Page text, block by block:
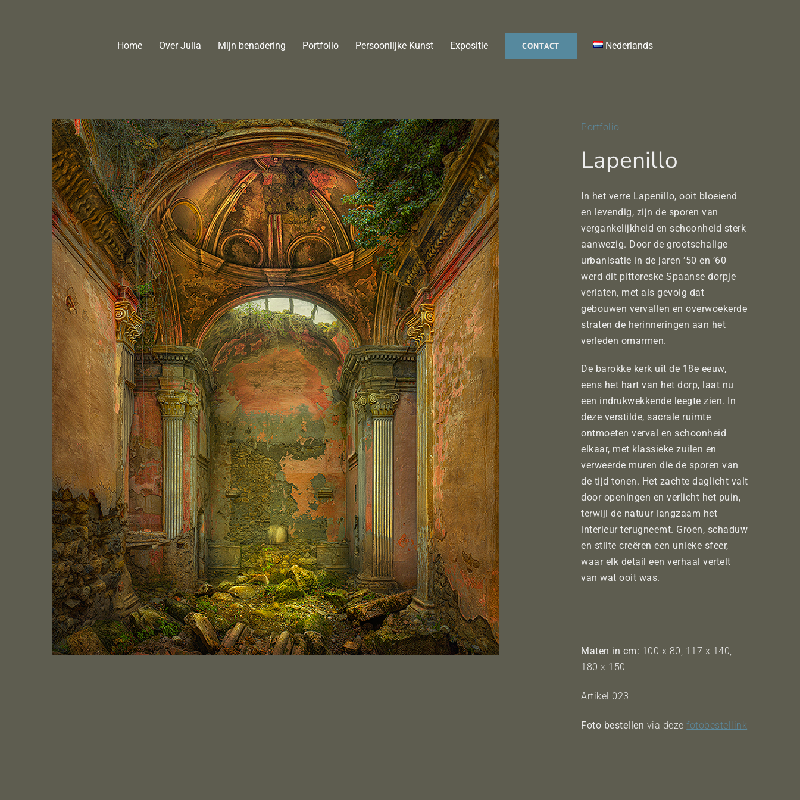
Home Over Julia Mijn benadering Portfolio Persoonlijke Kunst Expositie CONTACT Nederlands
Portfolio
Lapenillo
In het verre Lapenillo, ooit bloeiend
en levendig, zijn de sporen van
vergankelijkheid en schoonheid sterk
aanwezig. Door de grootschalige
urbanisatie in de jaren ’50 en ’60
werd dit pittoreske Spaanse dorpje
verlaten, met als gevolg dat
gebouwen vervallen en overwoekerde
straten de herinneringen aan het
verleden omarmen.
De barokke kerk uit de 18e eeuw,
eens het hart van het dorp, laat nu
een indrukwekkende leegte zien. In
deze verstilde, sacrale ruimte
ontmoeten verval en schoonheid
elkaar, met klassieke zuilen en
verweerde muren die de sporen van
de tijd tonen. Het zachte daglicht valt
door openingen en verlicht het puin,
terwijl de natuur langzaam het
interieur terugneemt. Groen, schaduw
en stilte creëren een unieke sfeer,
waar elk detail een verhaal vertelt
van wat ooit was.
Maten in cm: 100 x 80, 117 x 140,
180 x 150
Artikel 023
Foto bestellen via dezefotobestellink